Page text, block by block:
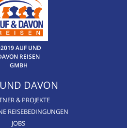
AUF UND
REISEN
GMBH
DAVON
& PROJEKTE
REISEBEDINGUNGEN
JOBS